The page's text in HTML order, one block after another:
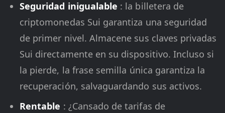
Seguridad inigualable : la billetera de
criptomonedas Sui garantiza una seguridad
de primer nivel. Almacene sus claves privadas
Sui directamente en su dispositivo. Incluso si
la pierde, la frase semilla única garantiza la
recuperación, salvaguardando sus activos.
Rentable : ¿Cansado de tarifas de